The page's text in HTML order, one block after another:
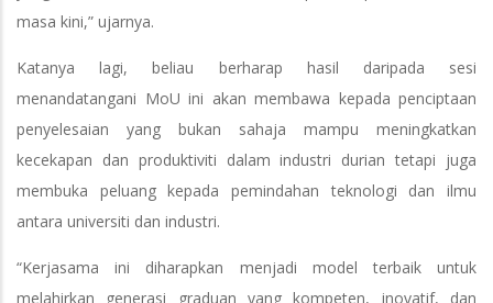
masa kini,” ujarnya.
Katanya lagi, beliau berharap hasil daripada sesi
menandatangani MoU ini akan membawa kepada penciptaan
penyelesaian yang bukan sahaja mampu meningkatkan
kecekapan dan produktiviti dalam industri durian tetapi juga
membuka peluang kepada pemindahan teknologi dan ilmu
antara universiti dan industri.
“Kerjasama ini diharapkan menjadi model terbaik untuk
melahirkan generasi graduan yang kompeten, inovatif, dan